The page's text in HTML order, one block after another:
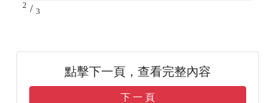
2 / 3
點擊下一頁，查看完整內容
下 一 頁